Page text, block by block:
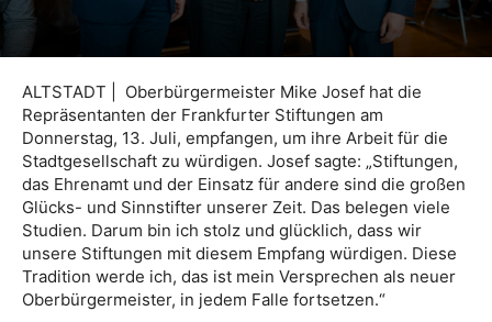
ALTSTADT | Oberbürgermeister Mike Josef hat die
Repräsentanten der Frankfurter Stiftungen am
Donnerstag, 13. Juli, empfangen, um ihre Arbeit für die
Stadtgesellschaft zu würdigen. Josef sagte: „Stiftungen,
das Ehrenamt und der Einsatz für andere sind die großen
Glücks- und Sinnstifter unserer Zeit. Das belegen viele
Studien. Darum bin ich stolz und glücklich, dass wir
unsere Stiftungen mit diesem Empfang würdigen. Diese
Tradition werde ich, das ist mein Versprechen als neuer
Oberbürgermeister, in jedem Falle fortsetzen.“